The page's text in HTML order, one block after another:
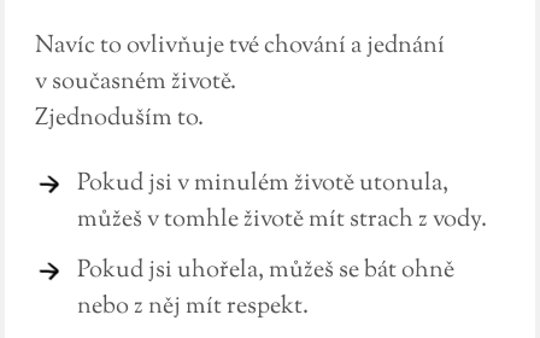
Navíc to ovlivňuje tvé chování a jednání
v současném životě.
Zjednoduším to.
Pokud jsi v minulém životě utonula,
můžeš v tomhle životě mít strach z vody.
Pokud jsi uhořela, můžeš se bát ohně
nebo z něj mít respekt.